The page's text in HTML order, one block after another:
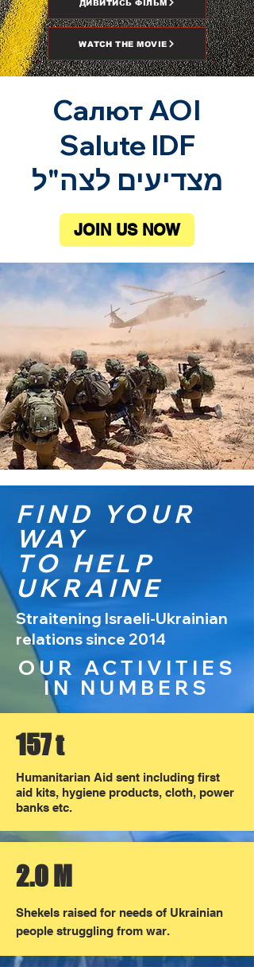
ДИВИТИСЬ ФІЛЬМ
WATCH THE MOVIE
Салют АОІ
Salute IDF
מצדיעים לצה"ל
JOIN US NOW
FIND YOUR
WAY
TO HELP
UKRAINE
Straitening Israeli-Ukrainian
relations since 2014
OUR ACTIVITIES
IN NUMBERS
157 t
Humanitarian Aid sent including first
aid kits, hygiene products, cloth, power
banks etc.
2.0 M
Shekels raised for needs of Ukrainian
people struggling from war.